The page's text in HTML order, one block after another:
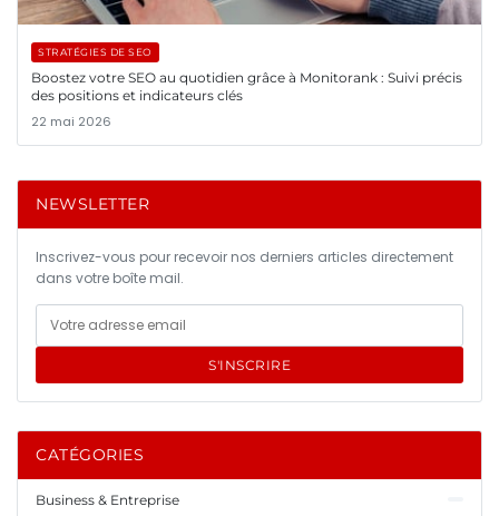
STRATÉGIES DE SEO
Boostez votre SEO au quotidien grâce à Monitorank : Suivi précis
des positions et indicateurs clés
22 mai 2026
NEWSLETTER
Inscrivez-vous pour recevoir nos derniers articles directement
dans votre boîte mail.
S'INSCRIRE
CATÉGORIES
Business & Entreprise